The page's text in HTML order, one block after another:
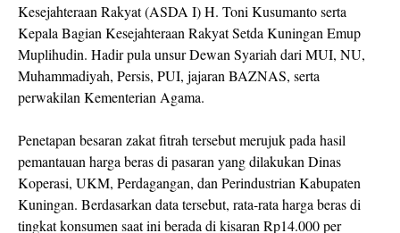
Kesejahteraan Rakyat (ASDA I) H. Toni Kusumanto serta
Kepala Bagian Kesejahteraan Rakyat Setda Kuningan Emup
Muplihudin. Hadir pula unsur Dewan Syariah dari MUI, NU,
Muhammadiyah, Persis, PUI, jajaran BAZNAS, serta
perwakilan Kementerian Agama.
Penetapan besaran zakat fitrah tersebut merujuk pada hasil
pemantauan harga beras di pasaran yang dilakukan Dinas
Koperasi, UKM, Perdagangan, dan Perindustrian Kabupaten
Kuningan. Berdasarkan data tersebut, rata-rata harga beras di
tingkat konsumen saat ini berada di kisaran Rp14.000 per